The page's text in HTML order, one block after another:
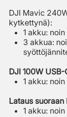
DJI Mavic
kytkettynä):
1 akku:
3 akkua:
DJI 100W
1 akku:
Lataus
1 akku: noin